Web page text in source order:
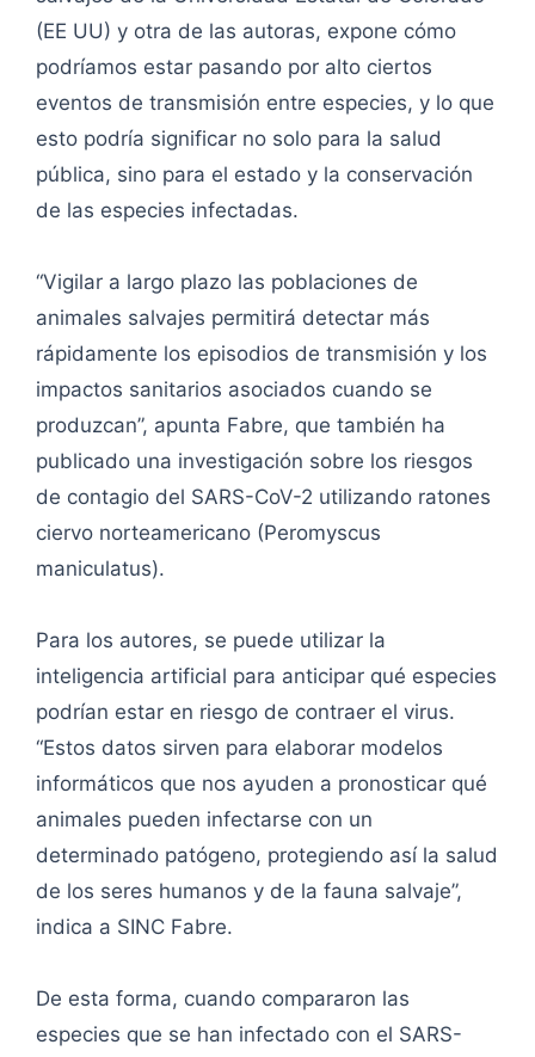
(EE UU) y otra de las autoras, expone cómo
podríamos estar pasando por alto ciertos
eventos de transmisión entre especies, y lo que
esto podría significar no solo para la salud
pública, sino para el estado y la conservación
de las especies infectadas.
“Vigilar a largo plazo las poblaciones de
animales salvajes permitirá detectar más
rápidamente los episodios de transmisión y los
impactos sanitarios asociados cuando se
produzcan”, apunta Fabre, que también ha
publicado una investigación sobre los riesgos
de contagio del SARS-CoV-2 utilizando ratones
ciervo norteamericano (Peromyscus
maniculatus).
Para los autores, se puede utilizar la
inteligencia artificial para anticipar qué especies
podrían estar en riesgo de contraer el virus.
“Estos datos sirven para elaborar modelos
informáticos que nos ayuden a pronosticar qué
animales pueden infectarse con un
determinado patógeno, protegiendo así la salud
de los seres humanos y de la fauna salvaje”,
indica a SINC Fabre.
De esta forma, cuando compararon las
especies que se han infectado con el SARS-